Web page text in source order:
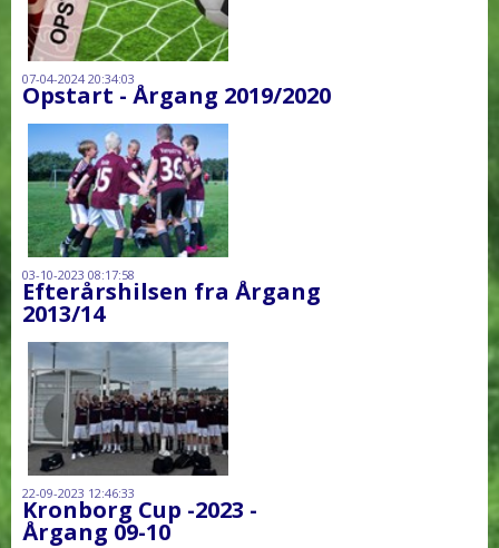
07-04-2024 20:34:03
Opstart - Årgang 2019/2020
03-10-2023 08:17:58
Efterårshilsen fra Årgang
2013/14
22-09-2023 12:46:33
Kronborg Cup -2023 -
Årgang 09-10